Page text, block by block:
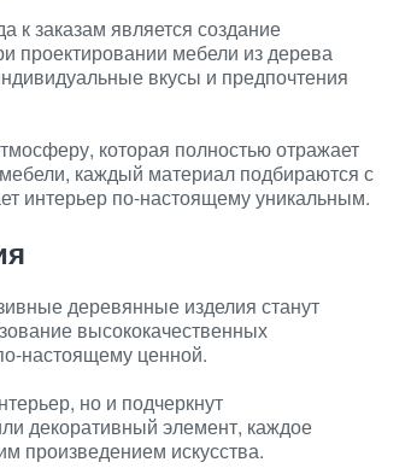
к заказам является создание
проектировании мебели из дерева
вкусы и предпочтения
которая полностью отражает
каждый материал подбираются с
интерьер по-настоящему уникальным.
деревянные изделия станут
высококачественных
настоящему ценной.
но и подчеркнут
декоративный элемент, каждое
произведением искусства.